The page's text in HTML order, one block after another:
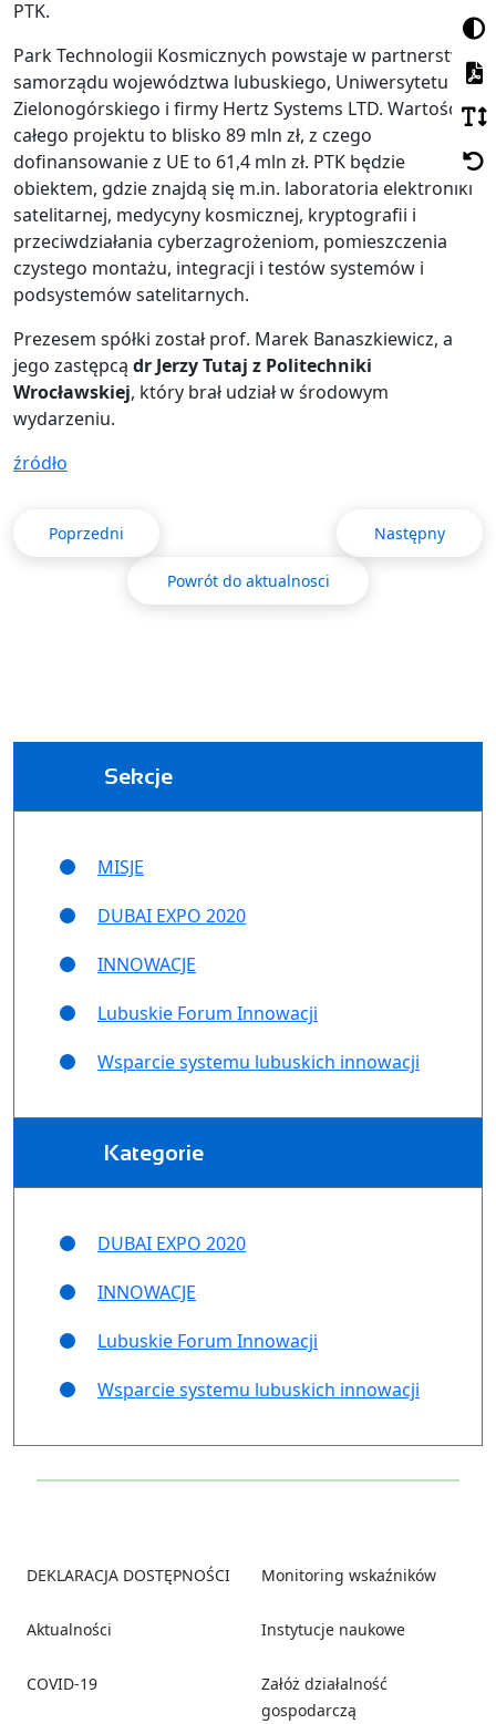
PTK.
Park Technologii Kosmicznych powstaje w partnerstwie
samorządu województwa lubuskiego, Uniwersytetu
Zielonogórskiego i firmy Hertz Systems LTD. Wartość
całego projektu to blisko 89 mln zł, z czego
dofinansowanie z UE to 61,4 mln zł. PTK będzie
obiektem, gdzie znajdą się m.in. laboratoria elektroniki
satelitarnej, medycyny kosmicznej, kryptografii i
przeciwdziałania cyberzagrożeniom, pomieszczenia
czystego montażu, integracji i testów systemów i
podsystemów satelitarnych.
Prezesem spółki został prof. Marek Banaszkiewicz, a
jego zastępcą dr Jerzy Tutaj z Politechniki
Wrocławskiej, który brał udział w środowym
wydarzeniu.
źródło
Poprzedni Następny
Powrót do aktualnosci
Sekcje
MISJE
DUBAI EXPO 2020
INNOWACJE
Lubuskie Forum Innowacji
Wsparcie systemu lubuskich innowacji
Kategorie
DUBAI EXPO 2020
INNOWACJE
Lubuskie Forum Innowacji
Wsparcie systemu lubuskich innowacji
DEKLARACJA DOSTĘPNOŚCI
Aktualności
COVID-19
Monitoring wskaźników
Instytucje naukowe
Załóż działalność
gospodarczą